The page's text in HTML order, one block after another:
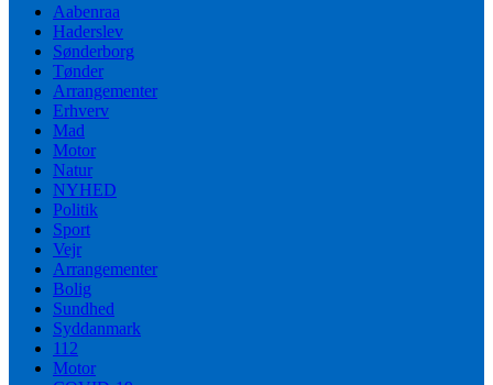
Aabenraa
Haderslev
Sønderborg
Tønder
Arrangementer
Erhverv
Mad
Motor
Natur
NYHED
Politik
Sport
Vejr
Arrangementer
Bolig
Sundhed
Syddanmark
112
Motor